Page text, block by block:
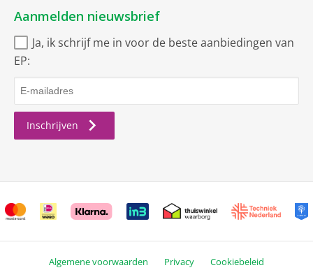
Versie
Dual band
Met GPS ontvanger
Glonass ontvanger
geintegreerd
Wireless Lan Netwerk
IEEE 802.11 g
IEEE 802.11 n
Aanmelden nieuwsbrief
Ja, ik schrijf me in voor de beste aanbiedingen van
EP:
Inschrijven
Algemene voorwaarden Privacy Cookiebeleid